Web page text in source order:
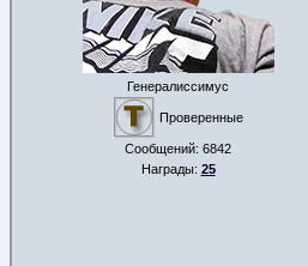
Генералиссимус
Проверенные
Сообщений: 6842
Награды: 25